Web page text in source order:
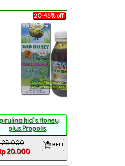
20-45% off
kid`s Honey
plus Propolis
25.000
20.000
BELI